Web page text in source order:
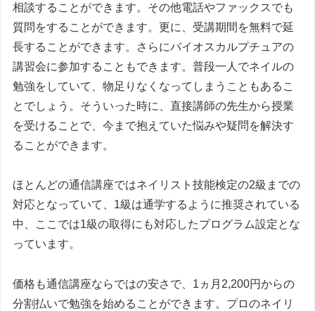
相談することができます。その他電話やファックスでも
質問をすることができます。更に、受講期間を無料で延
長することができます。さらにバイオスカルプチュアの
講習会に参加することもできます。普段一人でネイルの
勉強をしていて、物足りなくなってしまうこともあるこ
とでしょう。そういった時に、直接講師の先生から授業
を受けることで、今まで抱えていた悩みや疑問を解決す
ることができます。
ほとんどの通信講座ではネイリスト技能検定の2級までの
対応となっていて、1級は通学するように推奨されている
中、ここでは1級の取得にも対応したプログラム設定とな
っています。
価格も通信講座ならではの安さで、1ヵ月2,200円からの
分割払いで勉強を始めることができます。プロのネイリ